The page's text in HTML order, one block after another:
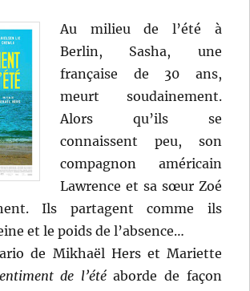
Au milieu de l’été à
Berlin, Sasha, une
française de 30 ans,
meurt soudainement.
Alors qu’ils se
connaissent peu, son
compagnon américain
Lawrence et sa sœur Zoé
Ils partagent comme ils
et le poids de l’absence…
de Mikhaël Hers et Mariette
de l’étéaborde de façon